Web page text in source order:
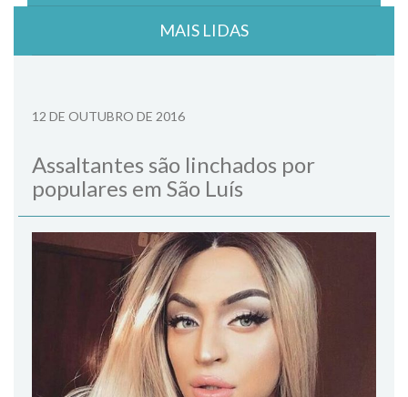
MAIS LIDAS
12 DE OUTUBRO DE 2016
Assaltantes são linchados por
populares em São Luís